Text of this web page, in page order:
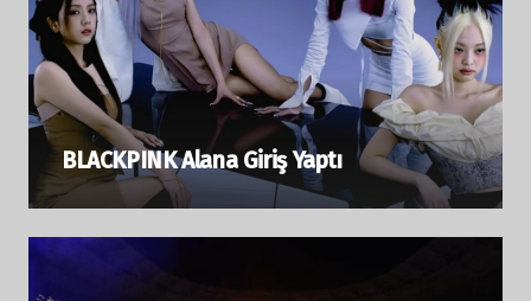
BLACKPINK Alana Giriş Yaptı